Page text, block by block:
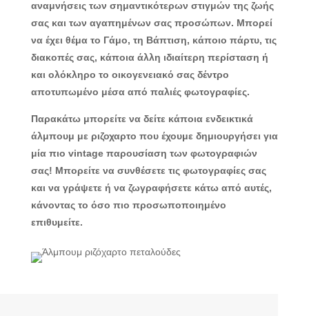
αναμνήσεις των σημαντικότερων στιγμών της ζωής
σας και των αγαπημένων σας προσώπων. Μπορεί
να έχει θέμα το Γάμο, τη Βάπτιση, κάποιο πάρτυ, τις
διακοπές σας, κάποια άλλη ιδιαίτερη περίσταση ή
και ολόκληρο το οικογενειακό σας δέντρο
αποτυπωμένο μέσα από παλιές φωτογραφίες.
Παρακάτω μπορείτε να δείτε κάποια ενδεικτικά
άλμπουμ με ριζοχαρτο που έχουμε δημιουργήσει για
μία πιο vintage παρουσίαση των φωτογραφιών
σας! Μπορείτε να συνθέσετε τις φωτογραφίες σας
και να γράψετε ή να ζωγραφήσετε κάτω από αυτές,
κάνοντας το όσο πιο προσωποποιημένο
επιθυμείτε.